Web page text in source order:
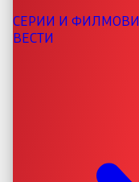
СЕРИИ И ФИЛМОВИ
ВЕСТИ